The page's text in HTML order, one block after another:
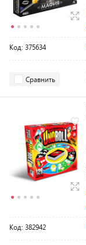
Код: 375634
Сравнить
Код: 382942